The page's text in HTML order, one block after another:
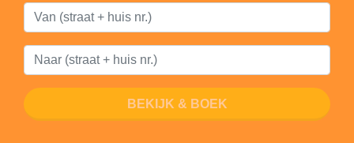
BEKIJK & BOEK